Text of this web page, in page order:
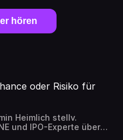
hören
oder Risiko für
Heimlich stellv.
und IPO-Experte über
auf